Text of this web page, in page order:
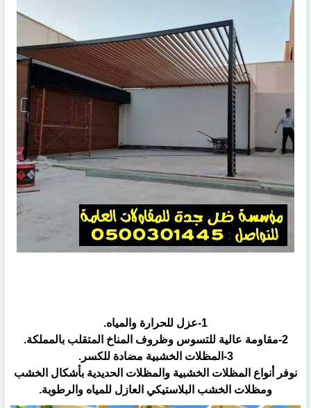
1-عزل للحرارة والمياه.
2-مقاومة عالية للتسوس وظروف المناخ المتقلب بالمملكة.
3-المظلات الخشبية مضادة للكسر.
نوفر أنواع المظلات الخشبية والمظلات الحديدية بأشكال الخشب
ومظلات الخشب البلاستيكي العازل للمياه والرطوبة.